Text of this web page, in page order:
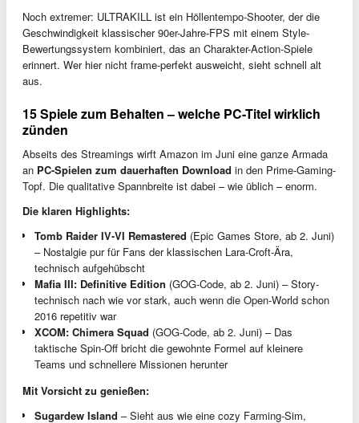
Noch extremer: ULTRAKILL ist ein Höllentempo-Shooter, der die
Geschwindigkeit klassischer 90er-Jahre-FPS mit einem Style-
Bewertungssystem kombiniert, das an Charakter-Action-Spiele
erinnert. Wer hier nicht frame-perfekt ausweicht, sieht schnell alt
aus.
15 Spiele zum Behalten – welche PC-Titel wirklich
zünden
Abseits des Streamings wirft Amazon im Juni eine ganze Armada
an PC-Spielen zum dauerhaften Download in den Prime-Gaming-
Topf. Die qualitative Spannbreite ist dabei – wie üblich – enorm.
Die klaren Highlights:
Tomb Raider IV-VI Remastered (Epic Games Store, ab 2. Juni)
– Nostalgie pur für Fans der klassischen Lara-Croft-Ära,
technisch aufgehübscht
Mafia III: Definitive Edition (GOG-Code, ab 2. Juni) – Story-
technisch nach wie vor stark, auch wenn die Open-World schon
2016 repetitiv war
XCOM: Chimera Squad (GOG-Code, ab 2. Juni) – Das
taktische Spin-Off bricht die gewohnte Formel auf kleinere
Teams und schnellere Missionen herunter
Mit Vorsicht zu genießen:
Sugardew Island – Sieht aus wie eine cozy Farming-Sim,